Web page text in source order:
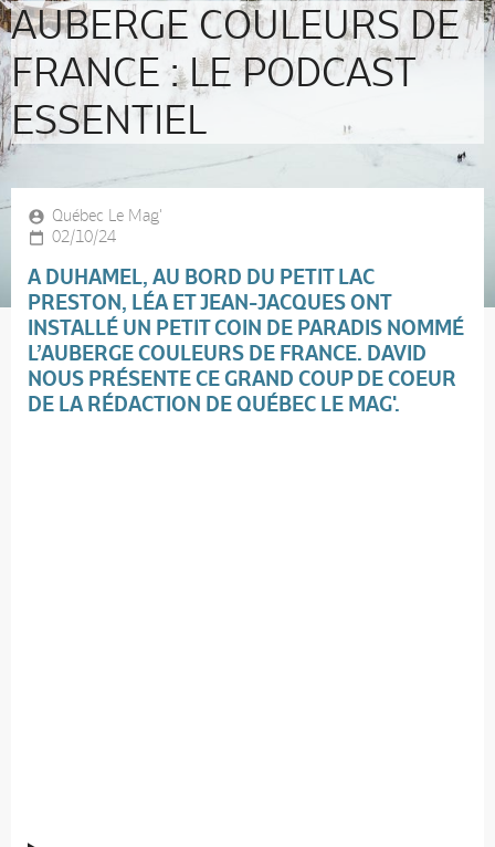
AUBERGE COULEURS DE
FRANCE : LE PODCAST
ESSENTIEL
Québec Le Mag'
02/10/24
A DUHAMEL, AU BORD DU PETIT LAC
PRESTON, LÉA ET JEAN-JACQUES ONT
INSTALLÉ UN PETIT COIN DE PARADIS NOMMÉ
L’AUBERGE COULEURS DE FRANCE. DAVID
NOUS PRÉSENTE CE GRAND COUP DE COEUR
DE LA RÉDACTION DE QUÉBEC LE MAG'.